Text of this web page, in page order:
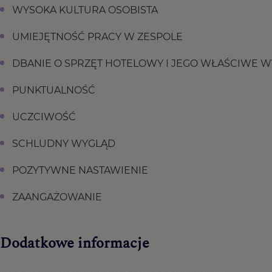
WYSOKA KULTURA OSOBISTA
UMIEJĘTNOŚĆ PRACY W ZESPOLE
DBANIE O SPRZĘT HOTELOWY I JEGO WŁAŚCIWE
PUNKTUALNOŚĆ
UCZCIWOŚĆ
SCHLUDNY WYGLĄD
POZYTYWNE NASTAWIENIE
ZAANGAŻOWANIE
Dodatkowe informacje